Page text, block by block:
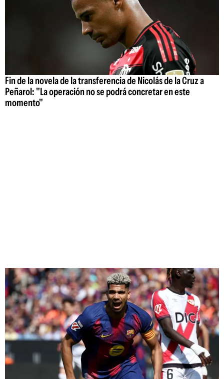
Fin de la novela de la transferencia de Nicolás de la Cruz a
Peñarol: "La operación no se podrá concretar en este
momento"